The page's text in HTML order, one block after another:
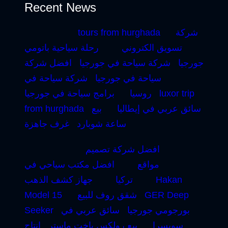
Recent News
tours from hurghada
شركة
تسويق الكتروني
رحلة سياحية باتومي
جورجيا
شركة سياحة في جورجيا
افضل شركة
سياحة في جورجيا
شركة سياحة في
روسيا
برامج سياحة في جورجيا
luxor trip
from hurghada
سائق عربي في إيطاليا
بيع
ساعة شوبارد
غرف جاهزة
افضل شركة تصميم
مواقع
افضل مكتب سياحي في
تركيا
جهاز كشف الذهب
Hakan
Model 15
شقق روف للبيع
GER Deep
Seeker
بورجومي جورجيا
سائق عربي في
سويسرا
بيع رولكس ياخت ماستر إنتاج